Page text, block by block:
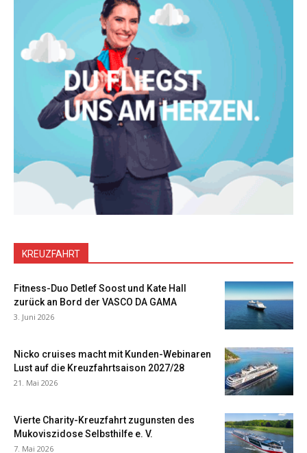
KREUZFAHRT
Fitness-Duo Detlef Soost und Kate Hall
zurück an Bord der VASCO DA GAMA
3. Juni 2026
Nicko cruises macht mit Kunden-Webinaren
Lust auf die Kreuzfahrtsaison 2027/28
21. Mai 2026
Vierte Charity-Kreuzfahrt zugunsten des
Mukoviszidose Selbsthilfe e. V.
7. Mai 2026